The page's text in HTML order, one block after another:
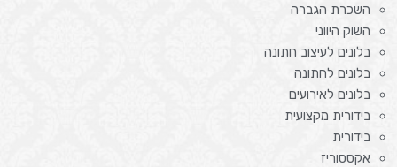
השכרת הגברה
השוק היווני
בלונים לעיצוב חתונה
בלונים לחתונה
בלונים לאירועים
בידורית מקצועית
בידורית
אקססוריז